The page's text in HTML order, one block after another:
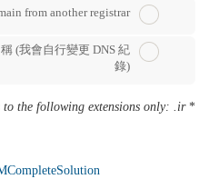
from another registrar
(我會自行變更 DNS 紀
錄)
*
the following extensions only: .ir